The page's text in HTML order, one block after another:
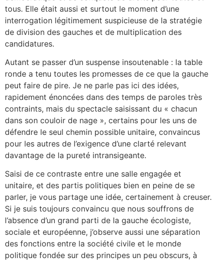
tous. Elle était aussi et surtout le moment d’une
interrogation légitimement suspicieuse de la stratégie
de division des gauches et de multiplication des
candidatures.
Autant se passer d’un suspense insoutenable : la table
ronde a tenu toutes les promesses de ce que la gauche
peut faire de pire. Je ne parle pas ici des idées,
rapidement énoncées dans des temps de paroles très
contraints, mais du spectacle saisissant du « chacun
dans son couloir de nage », certains pour les uns de
défendre le seul chemin possible unitaire, convaincus
pour les autres de l’exigence d’une clarté relevant
davantage de la pureté intransigeante.
Saisi de ce contraste entre une salle engagée et
unitaire, et des partis politiques bien en peine de se
parler, je vous partage une idée, certainement à creuser.
Si je suis toujours convaincu que nous souffrons de
l’absence d’un grand parti de la gauche écologiste,
sociale et européenne, j’observe aussi une séparation
des fonctions entre la société civile et le monde
politique fondée sur des principes un peu obscurs, à